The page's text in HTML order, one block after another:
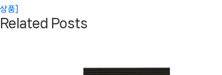
상품]
Related Posts